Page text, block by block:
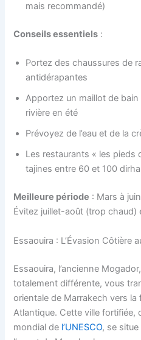
mais recommandé)
Conseils essentiels :
Portez des chaussures de
antidérapantes
Apportez un maillot de
rivière en été
Prévoyez de l’eau et de la
Les restaurants « les pieds
tajines entre 60 et 100
Meilleure période : Mars à
Évitez juillet-août (trop chaud)
Essaouira : L’Évasion Côtière
Essaouira, l’ancienne
totalement différente, vous
orientale de Marrakech vers la
Atlantique. Cette ville fortifiée,
mondial de l’UNESCO, se